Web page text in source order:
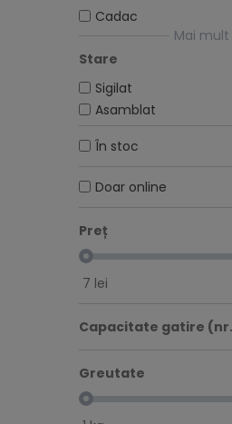
Cadac
Mai mult
Stare
Sigilat
Asamblat
În stoc
Doar online
Preț
7 lei
Capacitate gatire
Greutate